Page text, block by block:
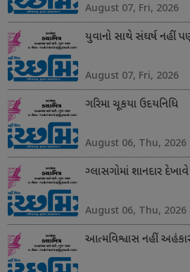
August 07, Fri, 2026
યુવાનો સાથે સંઘર્ષ નહીં
August 07, Fri, 2026
ગરિમા ચૂકયા ઉદયનિધિ
August 06, Thu, 2026
ગ્લાસગોમાં શાનદાર
August 06, Thu, 2026
આત્મવિશ્વાસ નહીં